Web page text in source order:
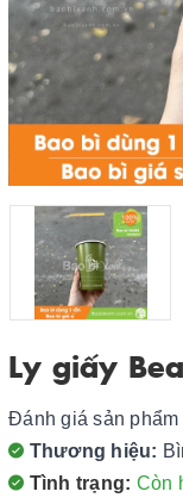
Ly giấy
Đánh giá sản phẩm
Thương hiệu:
Tình trạng: Còn